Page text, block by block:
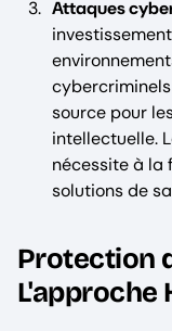
Attaques
source pour
intellectuelle.
nécessite à la
solutions de
Protection
L'approche